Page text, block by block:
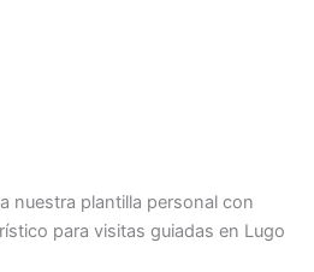
nuestra plantilla personal con
para visitas guiadas en Lugo